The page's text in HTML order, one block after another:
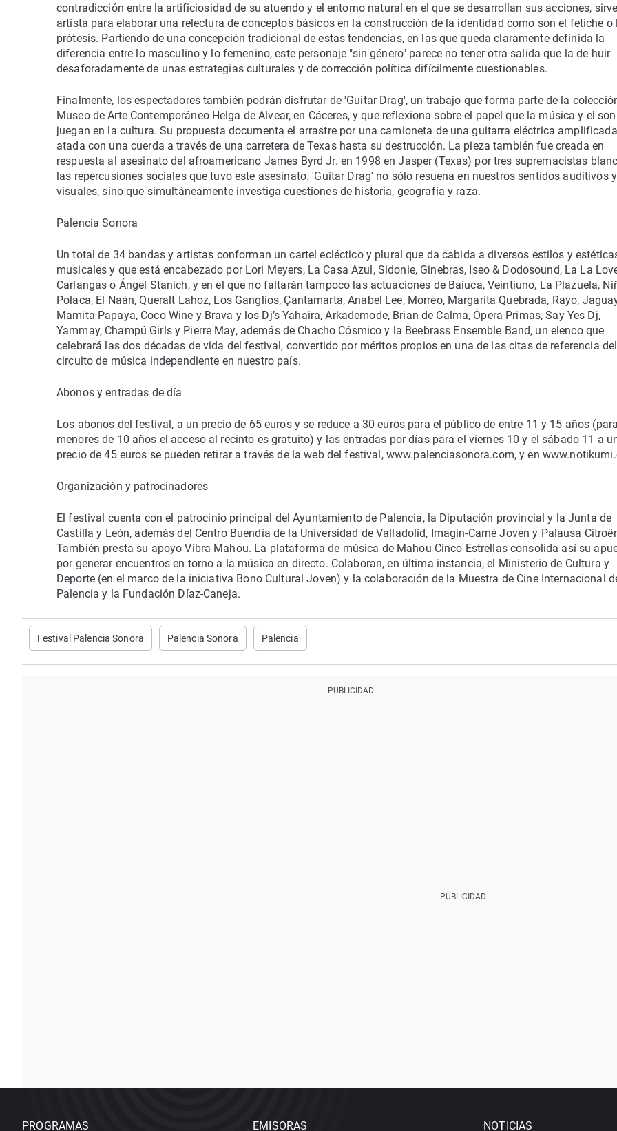
contradicción entre la artificiosidad de su atuendo y el entorno natural en el que se desarrollan sus acciones,
artista para elaborar una relectura de conceptos básicos en la construcción de la identidad como son el fetiche o
prótesis. Partiendo de una concepción tradicional de estas tendencias, en las que queda claramente definida la
diferencia entre lo masculino y lo femenino, este personaje "sin género" parece no tener otra salida que la de huir
desaforadamente de unas estrategias culturales y de corrección política difícilmente cuestionables.
Finalmente, los espectadores también podrán disfrutar de 'Guitar Drag', un trabajo que forma parte de la
Museo de Arte Contemporáneo Helga de Alvear, en Cáceres, y que reflexiona sobre el papel que la música y el
juegan en la cultura. Su propuesta documenta el arrastre por una camioneta de una guitarra eléctrica
atada con una cuerda a través de una carretera de Texas hasta su destrucción. La pieza también fue creada en
respuesta al asesinato del afroamericano James Byrd Jr. en 1998 en Jasper (Texas) por tres supremacistas
las repercusiones sociales que tuvo este asesinato. 'Guitar Drag' no sólo resuena en nuestros sentidos auditivos y
visuales, sino que simultáneamente investiga cuestiones de historia, geografía y raza.
Palencia Sonora
Un total de 34 bandas y artistas conforman un cartel ecléctico y plural que da cabida a diversos estilos y
musicales y que está encabezado por Lori Meyers, La Casa Azul, Sidonie, Ginebras, Iseo & Dodosound, La La
Carlangas o Ángel Stanich, y en el que no faltarán tampoco las actuaciones de Baiuca, Veintiuno, La Plazuela,
Polaca, El Naán, Queralt Lahoz, Los Ganglios, Çantamarta, Anabel Lee, Morreo, Margarita Quebrada, Rayo,
Mamita Papaya, Coco Wine y Brava y los Dj’s Yahaira, Arkademode, Brian de Calma, Ópera Primas, Say Yes Dj,
Yammay, Champú Girls y Pierre May, además de Chacho Cósmico y la Beebrass Ensemble Band, un elenco que
celebrará las dos décadas de vida del festival, convertido por méritos propios en una de las citas de referencia del
circuito de música independiente en nuestro país.
Abonos y entradas de día
Los abonos del festival, a un precio de 65 euros y se reduce a 30 euros para el público de entre 11 y 15 años
menores de 10 años el acceso al recinto es gratuito) y las entradas por días para el viernes 10 y el sábado 11 a
precio de 45 euros se pueden retirar a través de la web del festival, www.palenciasonora.com, y en
Organización y patrocinadores
El festival cuenta con el patrocinio principal del Ayuntamiento de Palencia, la Diputación provincial y la Junta de
Castilla y León, además del Centro Buendía de la Universidad de Valladolid, Imagin-Carné Joven y Palausa
También presta su apoyo Vibra Mahou. La plataforma de música de Mahou Cinco Estrellas consolida así su
por generar encuentros en torno a la música en directo. Colaboran, en última instancia, el Ministerio de Cultura y
Deporte (en el marco de la iniciativa Bono Cultural Joven) y la colaboración de la Muestra de Cine Internacional
Palencia y la Fundación Díaz-Caneja.
Festival Palencia Sonora Palencia Sonora Palencia
PROGRAMAS EMISORAS NOTICIAS